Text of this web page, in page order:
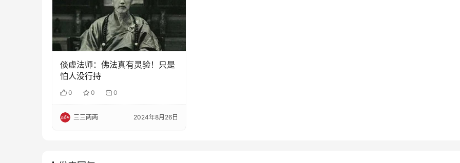
倓虚法师：佛法真有灵验！只是
怕人没行持
0 0 0
三三两两 2024年8月26日